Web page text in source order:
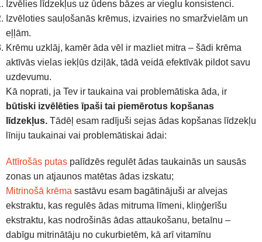
Izvēlies līdzekļus uz ūdens bāzes ar vieglu konsistenci.
Izvēloties sauļošanās krēmus, izvairies no smaržvielām un
eļļām.
Krēmu uzklāj, kamēr āda vēl ir mazliet mitra – šādi krēma
aktīvās vielas iekļūs dziļāk, tādā veidā efektīvāk pildot savu
uzdevumu.
Kā noprati, ja Tev ir taukaina vai problemātiska āda, ir
būtiski izvēlēties īpaši tai piemērotus kopšanas
līdzekļus. Tādēļ esam radījuši sejas ādas kopšanas līdzekļu
līniju taukainai vai problemātiskai ādai:
Attīrošās putas palīdzēs regulēt ādas taukainās un sausās
zonas un atjaunos matētas ādas izskatu;
Mitrinošā krēma sastāvu esam bagātinājuši ar alvejas
ekstraktu, kas regulēs ādas mitruma līmeni, kliņģerīšu
ekstraktu, kas nodrošinās ādas attaukošanu, betaīnu –
dabīgu mitrinātāju no cukurbietēm, kā arī vitamīnu